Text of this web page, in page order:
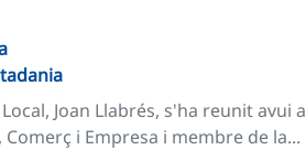
Joan Llabrés, s'ha reunit avui a
i Empresa i membre de la...